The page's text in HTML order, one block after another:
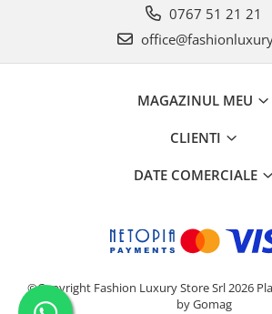
0767 51 21 21
MAGAZINUL MEU
CLIENTI
DATE COMERCIALE
©Copyright Fashion Luxury Store Srl 2026
by Gomag